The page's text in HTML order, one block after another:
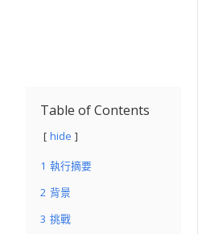
Table of Contents
hide
1 執行摘要
2 背景
3 挑戰